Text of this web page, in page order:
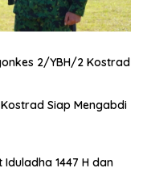
2/YBH/2 Kostrad
Siap Mengabdi
1447 H dan